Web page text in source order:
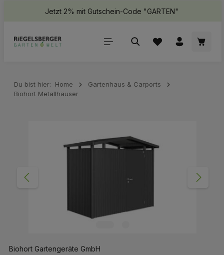
springenJetzt 2% mit Gutschein-Code "GARTEN"
Du bist hier: Home
Gartenhaus & Carports
Biohort Metallhäuser
Biohort Gartengeräte GmbH